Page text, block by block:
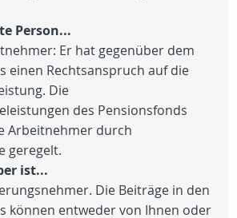
Person...
Er hat gegenüber dem
einen Rechtsanspruch auf die
Die
des Pensionsfonds
Arbeitnehmer durch
geregelt.
ist...
Die Beiträge in den
können entweder von Ihnen oder